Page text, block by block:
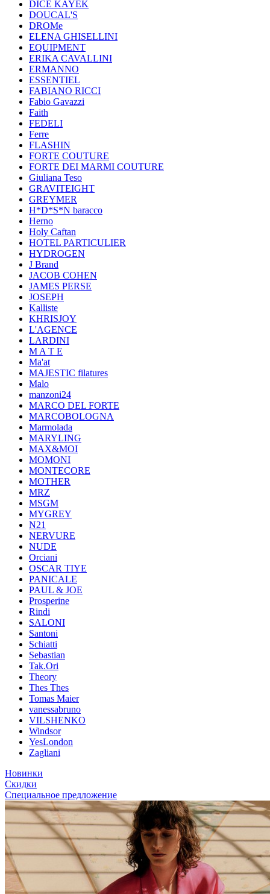
DICE KAYEK
DOUCAL'S
DROMe
ELENA GHISELLINI
EQUIPMENT
ERIKA CAVALLINI
ERMANNO
ESSENTIEL
FABIANO RICCI
Fabio Gavazzi
Faith
FEDELI
Ferre
FLASHIN
FORTE COUTURE
FORTE DEI MARMI COUTURE
Giuliana Teso
GRAVITEIGHT
GREYMER
H*D*S*N baracco
Herno
Holy Caftan
HOTEL PARTICULIER
HYDROGEN
J Brand
JACOB COHEN
JAMES PERSE
JOSEPH
Kalliste
KHRISJOY
L'AGENCE
LARDINI
M A T E
Ma'at
MAJESTIC filatures
Malo
manzoni24
MARCO DEL FORTE
MARCOBOLOGNA
Marmolada
MARYLING
MAX&MOI
MOMONI
MONTECORE
MOTHER
MRZ
MSGM
MYGREY
N21
NERVURE
NUDE
Orciani
OSCAR TIYE
PANICALE
PAUL & JOE
Prosperine
Rindi
SALONI
Santoni
Schiatti
Sebastian
Tak.Ori
Theory
Thes Thes
Tomas Maier
vanessabruno
VILSHENKO
Windsor
YesLondon
Zagliani
Новинки
Скидки
Специальное предложение